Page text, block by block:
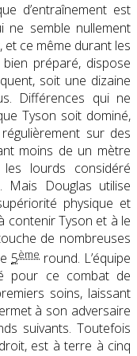
d’entraînementest
ne semble nullement
ce même durant les
préparé, dispose
soit une dizaine
Différences qui ne
Tyson soit dominé,
sur des
moins de un mètre
lourds considéré
Mais Douglas utilise
physique et
contenir Tyson et à le
de nombreuses
5ème round. L’équipe
pour ce combat de
soins, laissant
à son adversaire
suivants. Toutefois
est à terre à cinq